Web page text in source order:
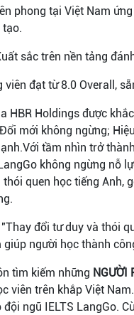
phong tại Việt Nam
tạo.
sắc trên nền tảng
viên đạt từ 8.0 Overall,
HBR Holdings được
mới không ngừng;
tầm nhìn trở
không ngừng nỗ
quen học tiếng Anh,
đổi tư duy và thói
giúp người học thành
tìm kiếm những NGƯỜI
viên trên khắp Việt
đội ngũ IELTS LangGo.